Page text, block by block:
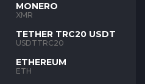
MONERO
XMR
TETHER TRC20 USDT
USDTTRC20
ETHEREUM
ETH